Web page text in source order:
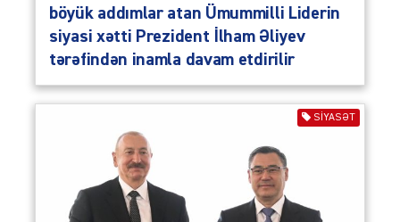
böyük addımlar atan Ümummilli Liderin
siyasi xətti Prezident İlham Əliyev
tərəfindən inamla davam etdirilir
SIYASƏT